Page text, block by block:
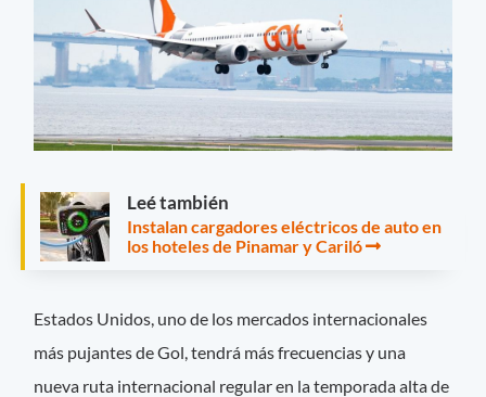
Leé también
Instalan cargadores eléctricos de auto en
los hoteles de Pinamar y Cariló
Estados Unidos, uno de los mercados internacionales
más pujantes de Gol, tendrá más frecuencias y una
nueva ruta internacional regular en la temporada alta de